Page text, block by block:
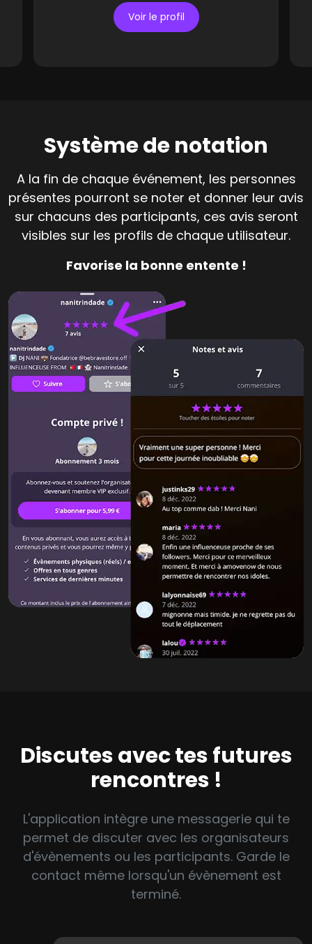
Voir le profil
Système de notation
A la fin de chaque événement, les personnes
présentes pourront se noter et donner leur avis
sur chacuns des participants, ces avis seront
visibles sur les profils de chaque utilisateur.
Favorise la bonne entente !
Discutes avec tes futures
rencontres !
L'application intègre une messagerie qui te
permet de discuter avec les organisateurs
d'évènements ou les participants. Garde le
contact même lorsqu'un évènement est
terminé.